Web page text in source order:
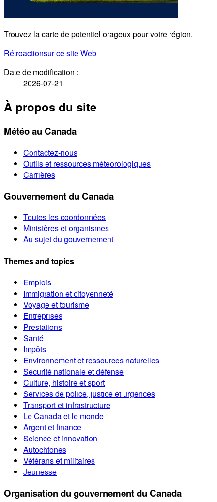
Trouvez la carte de potentiel orageux pour votre région.
Rétroactionsur ce site Web
Date de modification :
2026-07-21
À propos du site
Météo au Canada
Contactez-nous
Outils et ressources météorologiques
Carrières
Gouvernement du Canada
Toutes les coordonnées
Ministères et organismes
Au sujet du gouvernement
Themes and topics
Emplois
Immigration et citoyenneté
Voyage et tourisme
Entreprises
Prestations
Santé
Impôts
Environnement et ressources naturelles
Sécurité nationale et défense
Culture, histoire et sport
Services de police, justice et urgences
Transport et infrastructure
Le Canada et le monde
Argent et finance
Science et innovation
Autochtones
Vétérans et militaires
Jeunesse
Organisation du gouvernement du Canada